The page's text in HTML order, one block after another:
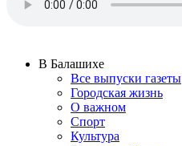
В Балашихе
Все выпуски газеты
Городская жизнь
О важном
Спорт
Культура